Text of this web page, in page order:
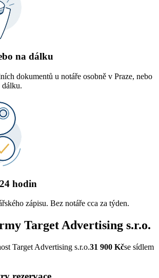
na dálku
dokumentů u notáře osobně v Praze, nebo
dálku.
hodin
zápisu. Bez notáře cca za týden.
Target Advertising s.r.o.
Target Advertising s.r.o.31 900 Kčse sídlem